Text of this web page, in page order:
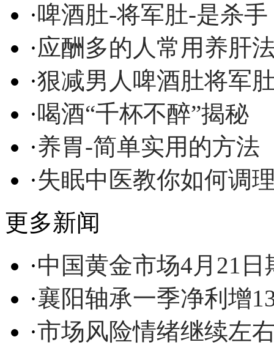
·啤酒肚-将军肚-是杀手
·应酬多的人常用养肝
·狠减男人啤酒肚将军
·喝酒“千杯不醉”揭秘
·养胃-简单实用的方法
·失眠中医教你如何调
更多新闻
·中国黄金市场4月21
·襄阳轴承一季净利增
·市场风险情绪继续左